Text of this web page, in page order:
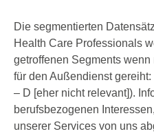
Die segmentierten
Health Care Professionals
getroffenen Segments
für den Außendienst
– D [eher nicht relevant]).
berufsbezogenen
unserer Services von uns